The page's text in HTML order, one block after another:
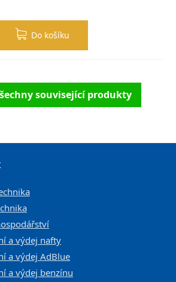
Do košíku
související produkty
a výdej nafty
a výdej AdBlue
a výdej benzínu